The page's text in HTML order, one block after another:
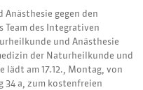
gegen den
Team des Integrativen
und Anästhesie
der Naturheilkunde und
lädt am 17.12., Montag, von
34 a, zum kostenfreien